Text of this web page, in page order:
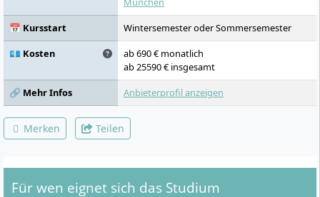
📅 Kursstart
Wintersemester oder Sommersemester
💶 Kosten
ab 690 € monatlich
ab 25590 € insgesamt
🔗 Mehr Infos
Anbieterprofil anzeigen
Merken Teilen
Für wen eignet sich das Studium